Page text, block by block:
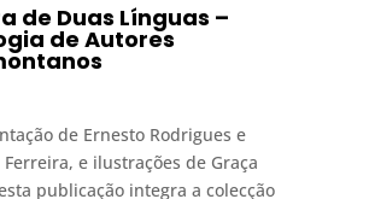
de Duas Línguas –
de Autores
de Ernesto Rodrigues e
e ilustrações de Graça
publicação integra a colecção